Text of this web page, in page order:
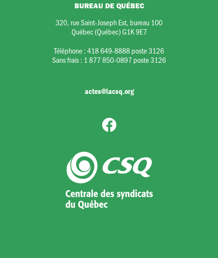
BUREAU DE QUÉBEC
320, rue Saint-Joseph Est, bureau 100
Québec (Québec) G1K 9E7
Téléphone :418 649-8888 poste 3126
Sans frais : 1 877 850-0897 poste 3126
actes@lacsq.org